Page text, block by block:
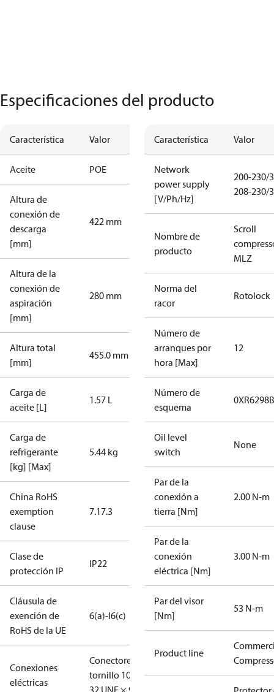
Especificaciones del producto
Característica Valor
Aceite POE
Altura de
conexión de
descarga
[mm]
422 mm
Altura de la
conexión de
aspiración
[mm]
280 mm
Altura total
[mm]
455.0 mm
Carga de
aceite [L]
1.57 L
Carga de
refrigerante
[kg] [Max]
5.44 kg
China RoHS
exemption
clause
7.17.3
Clase de
protección IP
IP22
Cláusula de
exención de
RoHS de la UE
6(a)-I6(c)
Conexiones
eléctricas
Conectores
tornillo 10-
32 UNF × 9,5
Característica Valor
Network
power supply
[V/Ph/Hz]
200-230/
208-230/
Nombre de
producto
Scroll
MLZ
Norma del
racor
Rotolock
Número de
arranques por
hora [Max]
12
Número de
esquema
Oil level
switch
None
Par de la
conexión a
tierra [Nm]
2.00 N-m
Par de la
conexión
eléctrica [Nm]
3.00 N-m
Par del visor
[Nm]
53 N-m
Product line